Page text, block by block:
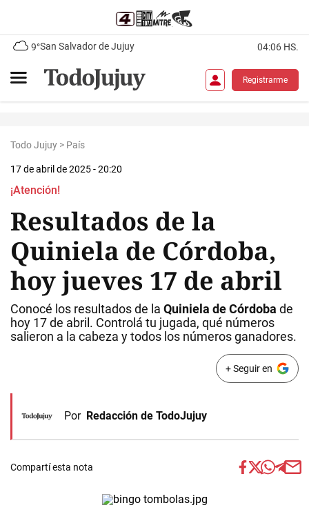
9°San Salvador de Jujuy 04:06 HS.
Registrarme
Todo Jujuy > País
17 de abril de 2025 - 20:20
¡Atención!
Resultados de la
Quiniela de Córdoba,
hoy jueves 17 de abril
Conocé los resultados de la Quiniela de Córdoba de
hoy 17 de abril. Controlá tu jugada, qué números
salieron a la cabeza y todos los números ganadores.
+ Seguir en
Por Redacción de TodoJujuy
Compartí esta nota